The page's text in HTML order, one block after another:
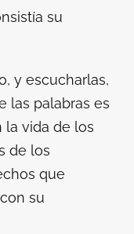
su
y escucharlas,
las palabras es
la vida de los
de los
que
su